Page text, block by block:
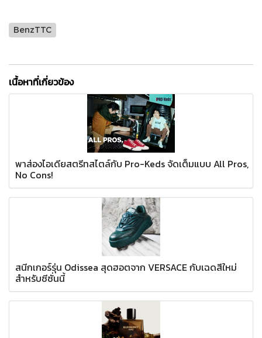
BenzTTC
เนื้อหาที่เกี่ยวข้อง
พาส่องไอเดียสตรีทสไตล์กับ Pro-Keds จัดเต็มแบบ All Pros,
No Cons!
สนีกเกอร์รุ่น Odissea สุดฮอตจาก VERSACE กับเฉดสีใหม่
สำหรับซีซั่นนี้